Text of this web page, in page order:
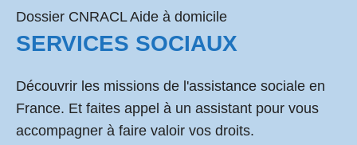
Dossier CNRACL Aide à domicile
SERVICES SOCIAUX
Découvrir les missions de l'assistance sociale en
France. Et faites appel à un assistant pour vous
accompagner à faire valoir vos droits.